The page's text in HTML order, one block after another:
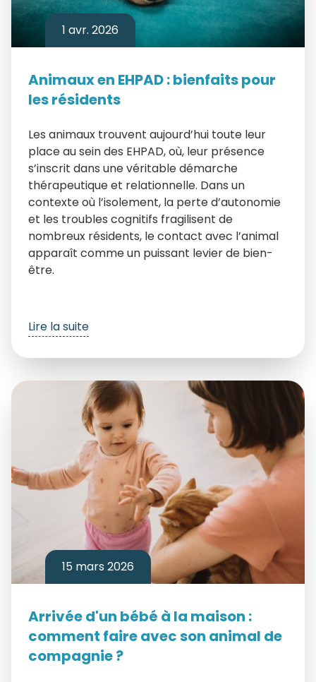
1 avr. 2026
Animaux en EHPAD : bienfaits pour
les résidents
Les animaux trouvent aujourd’hui toute leur
place au sein des EHPAD, où, leur présence
s’inscrit dans une véritable démarche
thérapeutique et relationnelle. Dans un
contexte où l’isolement, la perte d’autonomie
et les troubles cognitifs fragilisent de
nombreux résidents, le contact avec l’animal
apparaît comme un puissant levier de bien-
être.
Lire la suite
15 mars 2026
Arrivée d'un bébé à la maison :
comment faire avec son animal de
compagnie ?